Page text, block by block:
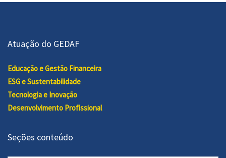
Atuação do GEDAF
Educação e Gestão Financeira
ESG e Sustentabilidade
Tecnologia e Inovação
Desenvolvimento Profissional
Seções conteúdo